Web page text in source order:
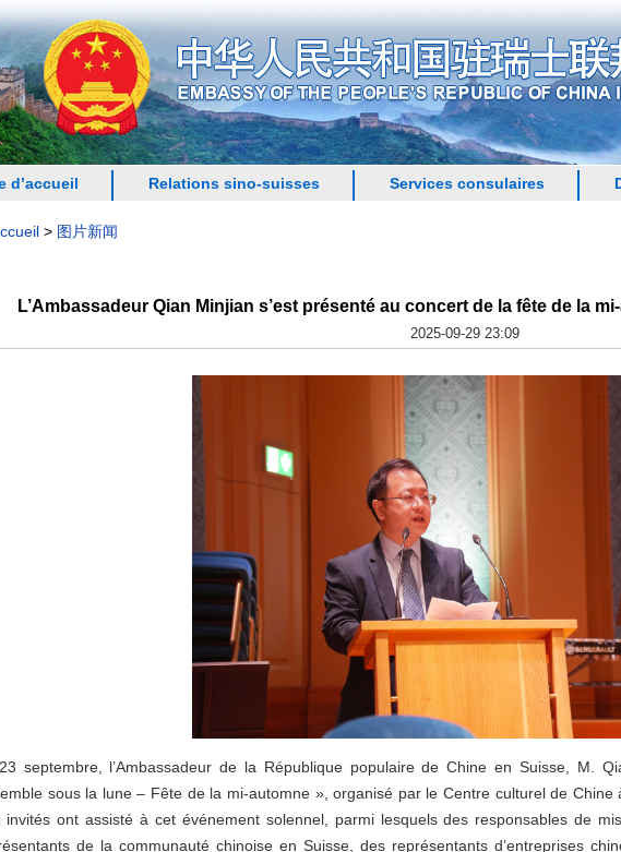
d’accueil Relations sino-suisses Services consulaires
> 图片新闻
L’Ambassadeur Qian Minjian s’est présenté au concert de la fête de la
2025-09-29 23:09
septembre, l’Ambassadeur de la République populaire de Chine en Suisse, M.
sous la lune – Fête de la mi-automne », organisé par le Centre culturel de
invités ont assisté à cet événement solennel, parmi lesquels des responsables de
de la communauté chinoise en Suisse, des représentants d’entreprises